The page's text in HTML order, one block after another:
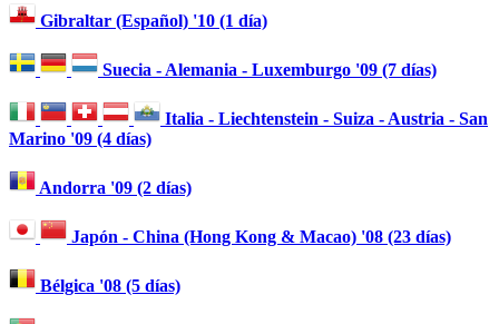
Gibraltar (Español) '10 (1 día)
Suecia - Alemania - Luxemburgo '09 (7 días)
Italia - Liechtenstein - Suiza - Austria - San
Marino '09 (4 días)
Andorra '09 (2 días)
Japón - China (Hong Kong & Macao) '08 (23 días)
Bélgica '08 (5 días)